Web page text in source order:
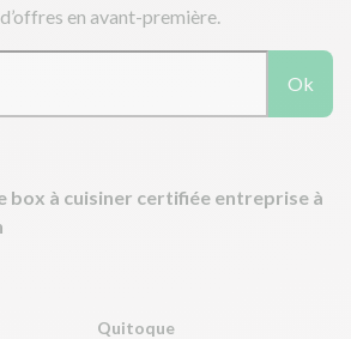
Quitoque
en avant-première.
Ok
box à cuisiner certifiée entreprise à